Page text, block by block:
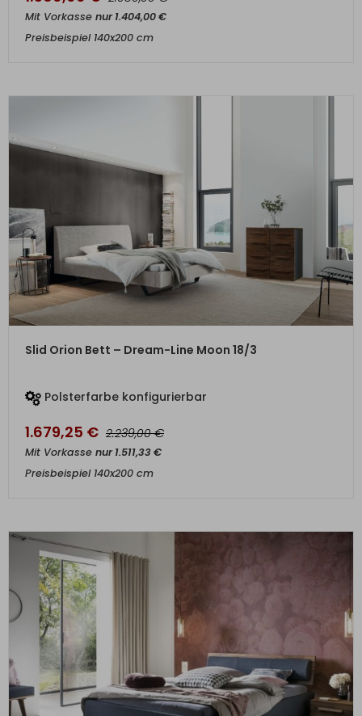
Mit Vorkasse nur1.404,00€
Preisbeispiel 140x200 cm
ZUM PRODUKT
Slid Orion Bett – Dream-Line Moon 18/3
Polsterfarbe konfigurierbar
1.679,25 € 2.239,00€
Mit Vorkasse nur1.511,33€
Preisbeispiel 140x200 cm